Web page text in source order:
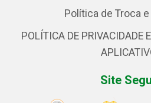
Política de Troca
POLÍTICA DE PRIVACIDADE
Site